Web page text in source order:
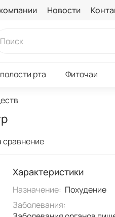
Новости
рта Фиточаи
сравнение
Характеристики
Назначение: Похудение
Заболевания: